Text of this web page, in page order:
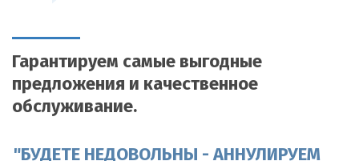
Гарантируем самые выгодные
предложения и качественное
обслуживание.
"БУДЕТЕ НЕДОВОЛЬНЫ - АННУЛИРУЕМ